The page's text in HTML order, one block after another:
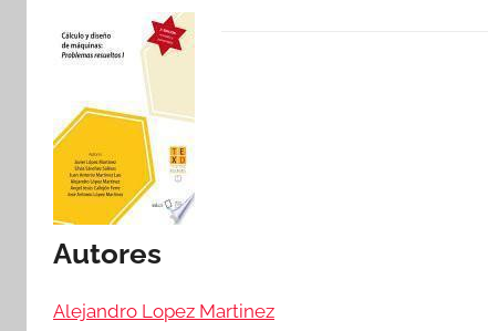
Autores
Alejandro Lopez Martinez